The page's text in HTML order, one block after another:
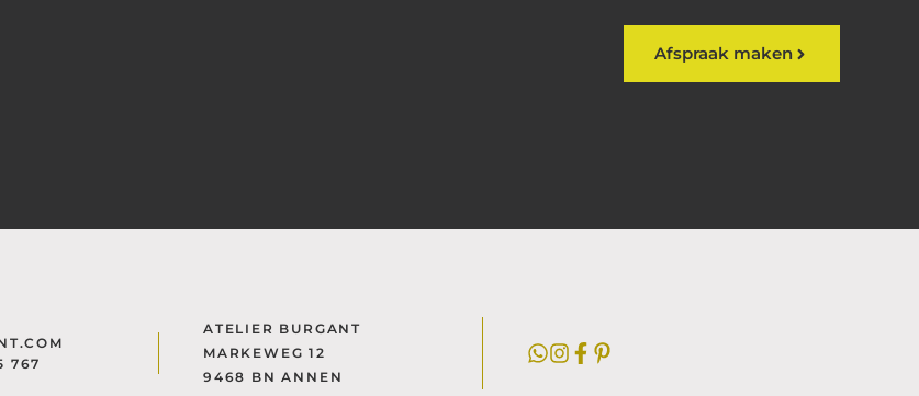
Afspraak maken
767
ATELIER BURGANT
MARKEWEG 12
9468 BN ANNEN